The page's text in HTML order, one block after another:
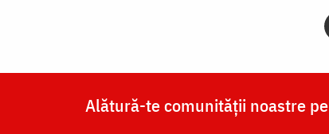
Alătură-te comunității noastre pe